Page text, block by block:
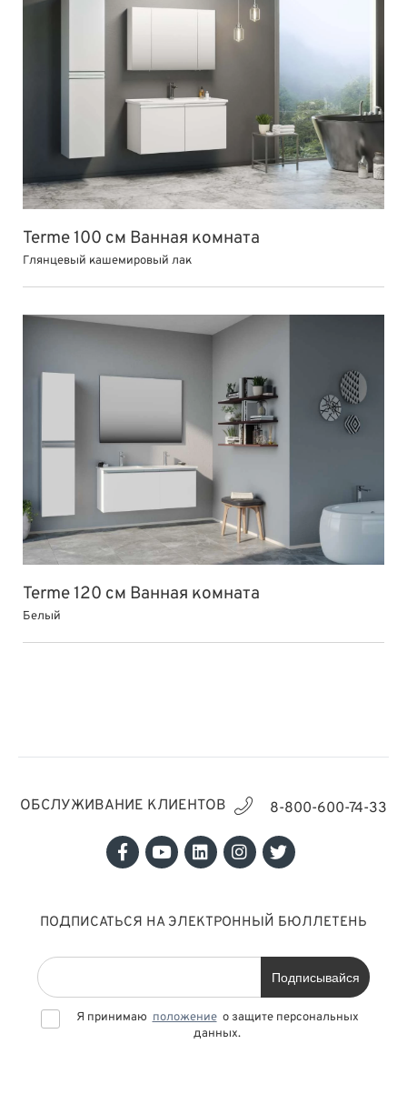
Terme 100 см Ванная комната
Глянцевый кашемировый лак
Terme 120 см Ванная комната
Белый
ОБСЛУЖИВАНИЕ КЛИЕНТОВ 8-800-600-74-33
ПОДПИСАТЬСЯ НА ЭЛЕКТРОННЫЙ БЮЛЛЕТЕНЬ
Подписывайся
Я принимаюположениео защите персональных
данных.